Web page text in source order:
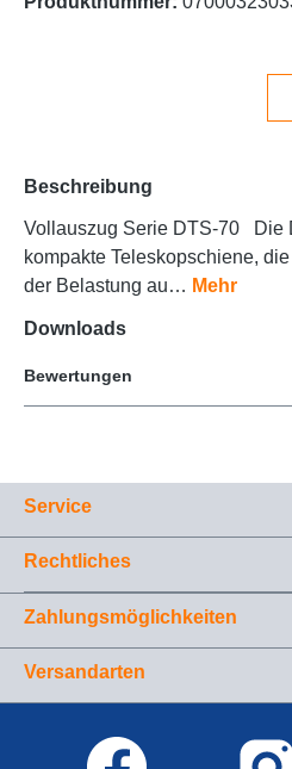
Beschreibung
Vollauszug Serie DTS-70 Die
kompakte Teleskopschiene,
der Belastung au… Mehr
Downloads
Bewertungen
Service
Rechtliches
Zahlungsmöglichkeiten
Versandarten